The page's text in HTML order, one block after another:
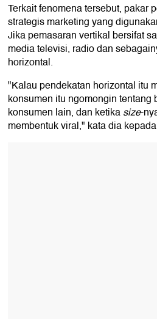
Terkait fenomena tersebut, pakar
strategis marketing yang
Jika pemasaran vertikal bersifat
media televisi, radio dan
horizontal.
"Kalau pendekatan horizontal itu
konsumen itu ngomongin
konsumen lain, dan ketikasize-
membentuk viral," kata dia kepada